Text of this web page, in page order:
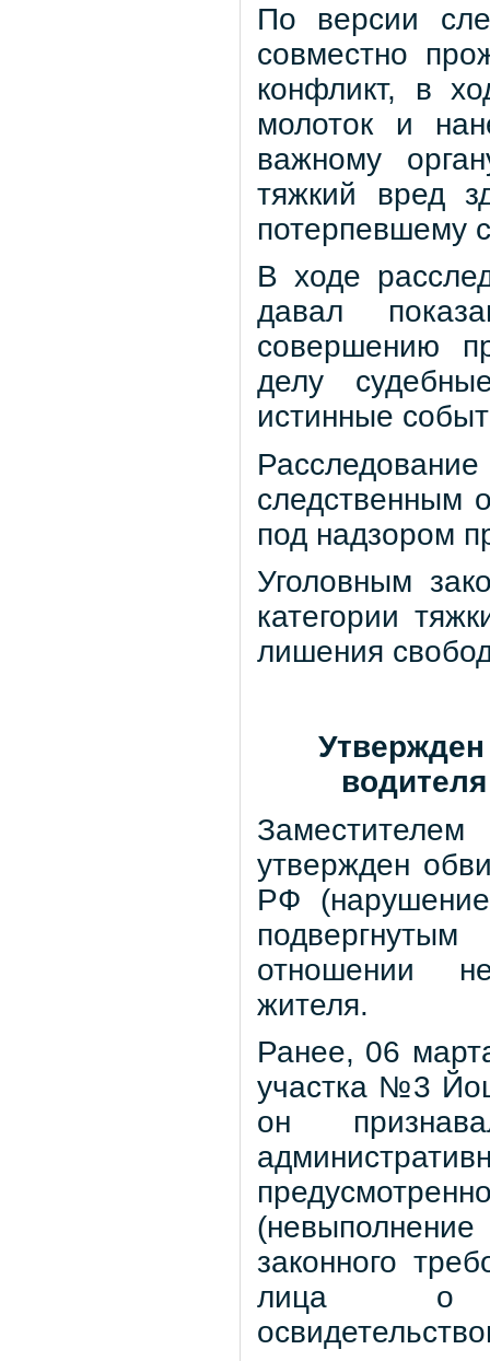
По версии
совместно
конфликт, в
молоток и
важному
тяжкий вред
потерпевшему
В ходе
давал
совершению
делу
истинные
следственным
под надзором
Уголовным
категории
лишения
утвержден
РФ
отношении
жителя.
Ранее, 06
участка №3
он
законного
лица о